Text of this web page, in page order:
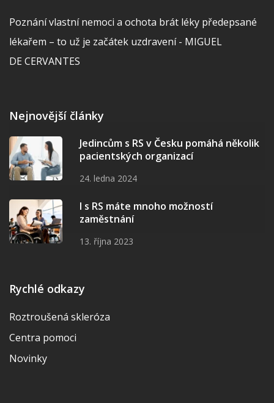
Poznání vlastní nemoci a ochota brát léky předepsané
lékařem – to už je začátek uzdravení - MIGUEL
DE CERVANTES
Nejnovější články
Jedincům s RS v Česku pomáhá několik
pacientských organizací
24. ledna 2024
I s RS máte mnoho možností
zaměstnání
13. října 2023
Rychlé odkazy
Roztroušená skleróza
Centra pomoci
Novinky